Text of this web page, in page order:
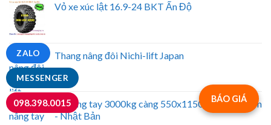
MESSENGER
ZALO
098.398.0015
Vỏ xe xúc lật 16.9-24 BKT Ấn Độ
Thang nâng đôi Nichi-lift Japan
Xe nâng tay 3000kg càng 550x1150mm Bishamon
- Nhật Bản
BÁO GIÁ